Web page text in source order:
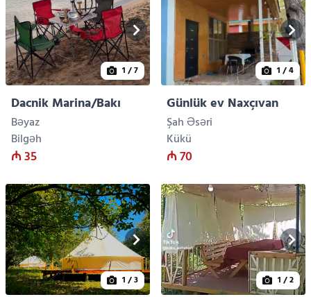
1 / 7
Dacnik Marina/Bakı
Bəyaz
Bilgəh
₼ 35
1 / 4
Günlük ev Naxçıvan
Şah Əsəri
Kükü
₼ 70
1 / 3 1 / 2